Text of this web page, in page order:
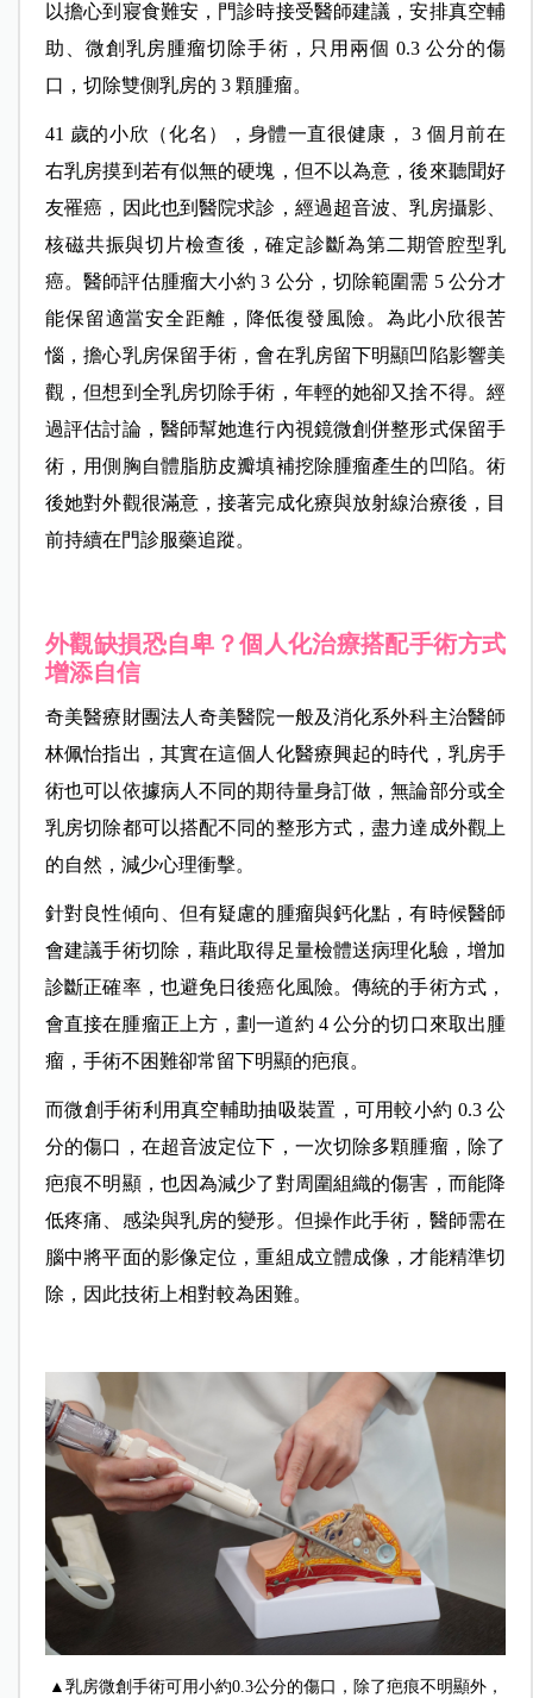
以擔心到寢食難安，門診時接受醫師建議，安排真空輔
助、微創乳房腫瘤切除手術，只用兩個 0.3 公分的傷
口，切除雙側乳房的 3 顆腫瘤。
41 歲的小欣（化名），身體一直很健康， 3 個月前在
右乳房摸到若有似無的硬塊，但不以為意，後來聽聞好
友罹癌，因此也到醫院求診，經過超音波、乳房攝影、
核磁共振與切片檢查後，確定診斷為第二期管腔型乳
癌。醫師評估腫瘤大小約 3 公分，切除範圍需 5 公分才
能保留適當安全距離，降低復發風險。為此小欣很苦
惱，擔心乳房保留手術，會在乳房留下明顯凹陷影響美
觀，但想到全乳房切除手術，年輕的她卻又捨不得。經
過評估討論，醫師幫她進行內視鏡微創併整形式保留手
術，用側胸自體脂肪皮瓣填補挖除腫瘤產生的凹陷。術
後她對外觀很滿意，接著完成化療與放射線治療後，目
前持續在門診服藥追蹤。
外觀缺損恐自卑？個人化治療搭配手術方式
增添自信
奇美醫療財團法人奇美醫院一般及消化系外科主治醫師
林佩怡指出，其實在這個人化醫療興起的時代，乳房手
術也可以依據病人不同的期待量身訂做，無論部分或全
乳房切除都可以搭配不同的整形方式，盡力達成外觀上
的自然，減少心理衝擊。
針對良性傾向、但有疑慮的腫瘤與鈣化點，有時候醫師
會建議手術切除，藉此取得足量檢體送病理化驗，增加
診斷正確率，也避免日後癌化風險。傳統的手術方式，
會直接在腫瘤正上方，劃一道約 4 公分的切口來取出腫
瘤，手術不困難卻常留下明顯的疤痕。
而微創手術利用真空輔助抽吸裝置，可用較小約 0.3 公
分的傷口，在超音波定位下，一次切除多顆腫瘤，除了
疤痕不明顯，也因為減少了對周圍組織的傷害，而能降
低疼痛、感染與乳房的變形。但操作此手術，醫師需在
腦中將平面的影像定位，重組成立體成像，才能精準切
除，因此技術上相對較為困難。
▲乳房微創手術可用小約0.3公分的傷口，除了疤痕不明顯外，